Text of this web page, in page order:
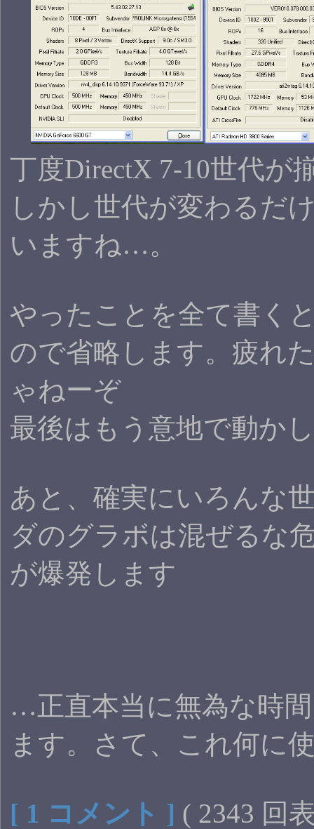
丁度DirectX 7-10世代が
しかし世代が変わるだ
いますね…。
やったことを全て書く
ので省略します。疲れ
ゃねーぞ
最後はもう意地で動か
あと、確実にいろんな
ダのグラボは混ぜるな
が爆発します
…正直本当に無為な時
ます。さて、これ何に
[ 1 コメント ] ( 2343 回